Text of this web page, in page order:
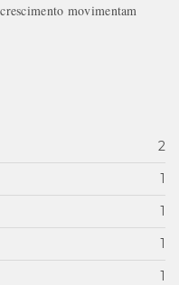
movimentam
2
1
1
1
1